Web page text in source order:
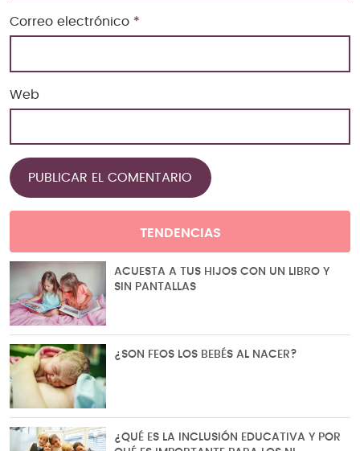
Correo electrónico *
Web
TENDENCIAS
ACUESTA A TUS HIJOS CON UN LIBRO Y
SIN PANTALLAS
¿SON FEOS LOS BEBÉS AL NACER?
¿QUÉ ES LA INCLUSIÓN EDUCATIVA Y POR